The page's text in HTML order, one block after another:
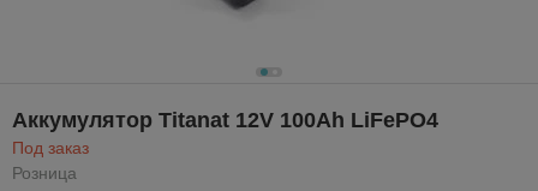
Аккумулятор Titanat 12V 100Ah LiFePO4
Под заказ
Розница